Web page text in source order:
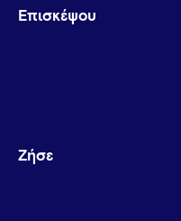
Επισκέψου
Ζήσε